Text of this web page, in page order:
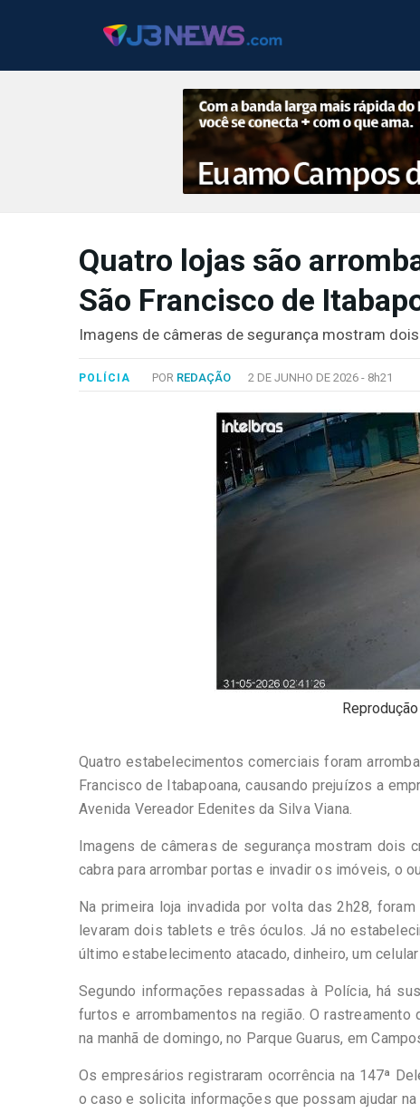
Quatro lojas são
São Francisco de
Imagens de câmeras de segurança mostram
POLÍCIA POR REDAÇÃO 2 DE JUNHO DE 2026 - 8h21
Quatro estabelecimentos comerciais foram
Francisco de Itabapoana, causando prejuízos a
Avenida Vereador Edenites da Silva Viana.
Imagens de câmeras de segurança mostram dois
cabra para arrombar portas e invadir os imóveis, o
Na primeira loja invadida por volta das 2h28,
levaram dois tablets e três óculos. Já no
último estabelecimento atacado, dinheiro, um
Segundo informações repassadas à Polícia, há
furtos e arrombamentos na região. O
na manhã de domingo, no Parque Guarus, em
Os empresários registraram ocorrência na 147ª
o caso e solicita informações que possam ajudar